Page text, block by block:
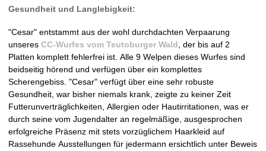
t
s
e
i
t
1
Gesundheit und Langlebigkeit:
"Cesar" entstammt aus der wohl durchdachten Verpaarung
unseres CC-Wurfes vom Teutoburger Wald, der bis auf 2
Platten komplett fehlerfrei ist. Alle 9 Welpen dieses Wurfes sind
beidseitig hörend und verfügen über ein komplettes
Scherengebiss. "Cesar" verfügt über eine sehr robuste
Gesundheit, war bisher niemals krank, zeigte zu keiner Zeit
Futterunverträglichkeiten, Allergien oder Hautirritationen, was er
durch seine vom Jugendalter an regelmäßige, ausgesprochen
erfolgreiche Präsenz mit stets vorzüglichem Haarkleid auf
Rassehunde Ausstellungen für jedermann ersichtlich unter Beweis